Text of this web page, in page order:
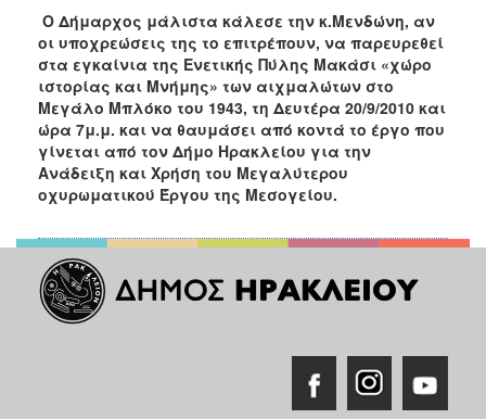
Ο Δήμαρχος μάλιστα κάλεσε την κ.Μενδώνη, αν
οι υποχρεώσεις της το επιτρέπουν, να παρευρεθεί
στα εγκαίνια της Ενετικής Πύλης Μακάσι «χώρο
ιστορίας και Μνήμης» των αιχμαλώτων στο
Μεγάλο Μπλόκο του 1943, τη Δευτέρα 20/9/2010 και
ώρα 7μ.μ. και να θαυμάσει από κοντά το έργο που
γίνεται από τον Δήμο Ηρακλείου για την
Ανάδειξη και Χρήση του Μεγαλύτερου
οχυρωματικού Έργου της Μεσογείου.